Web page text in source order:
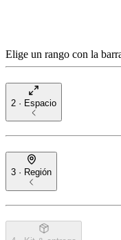
Elige un rango con la
2 · Espacio
3 · Región